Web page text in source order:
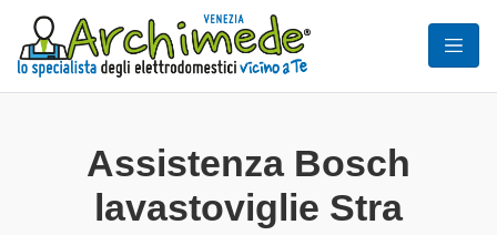
Assistenza Bosch
lavastoviglie Stra